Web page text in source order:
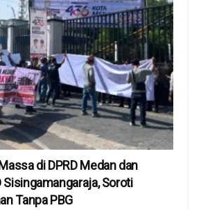
di DPRD Medan dan
Soroti
Tanpa PBG